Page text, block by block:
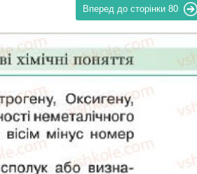
Вперед до сторінки 80